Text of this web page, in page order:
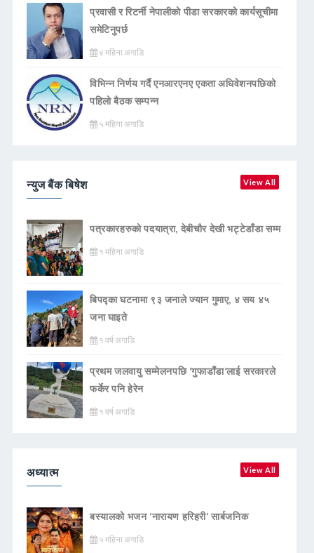
प्रवासी र रिटर्नी नेपालीको पीडा सरकारको कार्यसूचीमा
समेटिनुपर्छ
४ महिना अगाडि
विभिन्न निर्णय गर्दै एनआरएनए एकता अधिवेशनपछिको
पहिलो बैठक सम्पन्न
५ महिना अगाडि
न्युज बैंक बिषेश View All
पत्रकारहरुको पदयात्रा, देबीचौर देखी भट्टेडाँडा सम्म
१ महिना अगाडि
बिपद्का घटनामा ९३ जनाले ज्यान गुमाए, ४ सय ४५
जना घाइते
१ वर्ष अगाडि
प्रथम जलवायु सम्मेलनपछि ‘गुफाडाँडा’लाई सरकारले
फर्केर पनि हेरेन
१ वर्ष अगाडि
अध्यात्म View All
बस्यालको भजन ‘नारायण हरिहरी’ सार्बजनिक
५ महिना अगाडि